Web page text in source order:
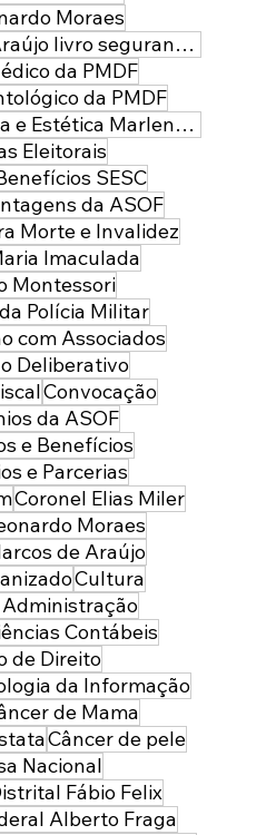
Moraes
Cel Marcos de Araújo livro segurança pública
da PMDF
da PMDF
Centro de Beleza e Estética Marlene Leal
Eleitorais
SESC
da ASOF
Morte e Invalidez
Imaculada
Montessori
Polícia Militar
com Associados
Deliberativo
Convocação
da ASOF
e Benefícios
e Parcerias
Coronel Elias Miler
Moraes
de Araújo
Cultura
Contábeis
de Direito
da Informação
de Mama
Câncer de pele
Nacional
Fábio Felix
Alberto Fraga